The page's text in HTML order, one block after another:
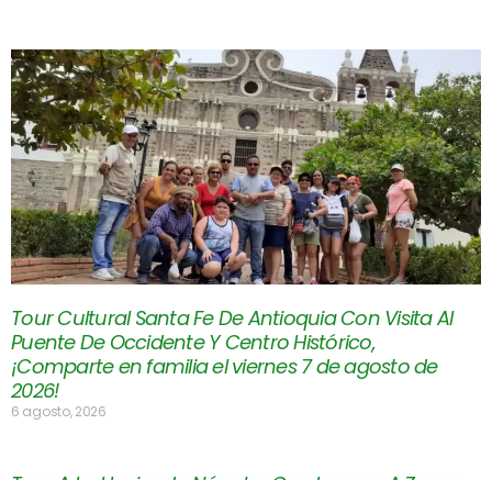
Tour Cultural Santa Fe De Antioquia Con Visita Al
Puente De Occidente Y Centro Histórico,
¡Comparte en familia el viernes 7 de agosto de
2026!
6 agosto, 2026